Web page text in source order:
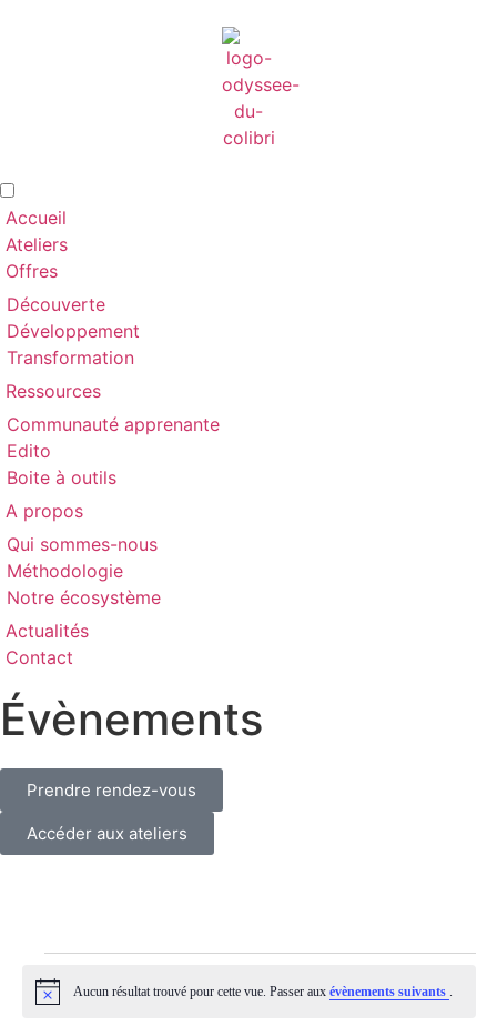
Accueil
Ateliers
Offres
Découverte
Développement
Transformation
Ressources
Communauté apprenante
Edito
Boite à outils
A propos
Qui sommes-nous
Méthodologie
Notre écosystème
Actualités
Contact
Évènements
Prendre rendez-vous
Accéder aux ateliers
Notice Aucun résultat trouvé pour cette vue. Passer aux évènements suivants .